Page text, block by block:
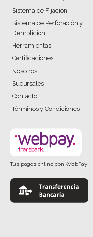
Sistema de Fijación
Sistema de Perforación y
Demolición
Herramientas
Certificaciones
Nosotros
Sucursales
Contacto
Términos y Condiciones
Tus pagos online con WebPay